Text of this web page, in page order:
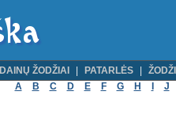
DAINŲ ŽODŽIAI PATARLĖS
A
B C D E F G H J